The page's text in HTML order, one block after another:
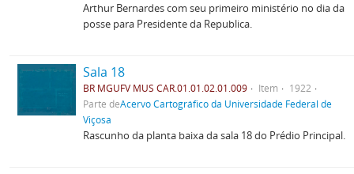
Arthur Bernardes com seu primeiro ministério no dia da
posse para Presidente da Republica.
Sala 18
BR MGUFV MUS CAR.01.01.02.01.009 Item
1922
Parte deAcervo Cartográfico da Universidade Federal de
Viçosa
Rascunho da planta baixa da sala 18 do Prédio Principal.